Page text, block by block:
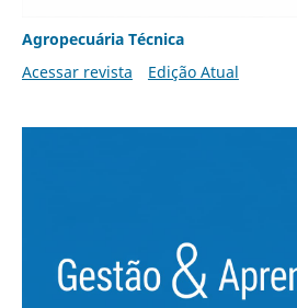
Agropecuária Técnica
Acessar revista
Edição Atual